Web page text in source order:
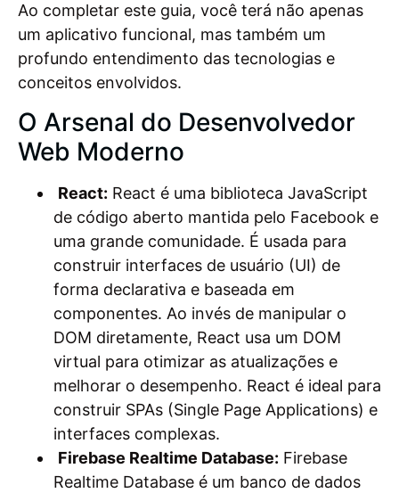
Ao completar este guia, você terá não apenas
um aplicativo funcional, mas também um
profundo entendimento das tecnologias e
conceitos envolvidos.
O Arsenal do Desenvolvedor
Web Moderno
React: React é uma biblioteca JavaScript
de código aberto mantida pelo Facebook e
uma grande comunidade. É usada para
construir interfaces de usuário (UI) de
forma declarativa e baseada em
componentes. Ao invés de manipular o
DOM diretamente, React usa um DOM
virtual para otimizar as atualizações e
melhorar o desempenho. React é ideal para
construir SPAs (Single Page Applications) e
interfaces complexas.
Firebase Realtime Database: Firebase
Realtime Database é um banco de dados